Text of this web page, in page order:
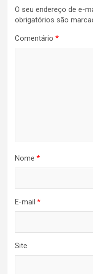
Post
O seu endereço de e-
obrigatórios são
Comentário *
Nome *
E-mail *
Site